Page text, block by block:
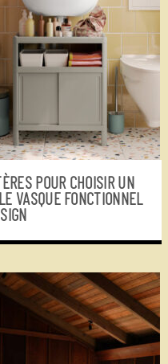
POUR CHOISIR UN
VASQUE FONCTIONNEL